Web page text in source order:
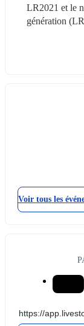
LR2021 et le
génération
Voir tous les